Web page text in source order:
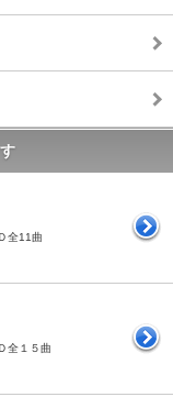
全11曲
全１５曲